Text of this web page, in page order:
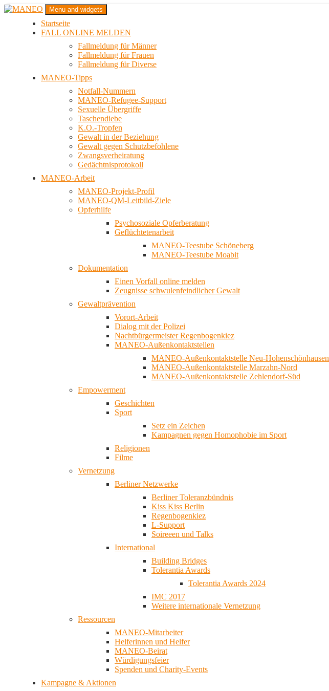
Zum
MANEO
Das schwule Anti-Gewalt-Projekt in Berlin
Menu and widgets
Startseite
FALL ONLINE MELDEN
Fallmeldung für Männer
Fallmeldung für Frauen
Fallmeldung für Diverse
MANEO-Tipps
Notfall-Nummern
MANEO-Refugee-Support
Sexuelle Übergriffe
Taschendiebe
K.O.-Tropfen
Gewalt in der Beziehung
Gewalt gegen Schutzbefohlene
Zwangsverheiratung
Gedächtnisprotokoll
MANEO-Arbeit
MANEO-Projekt-Profil
MANEO-QM-Leitbild-Ziele
Opferhilfe
Psychosoziale Opferberatung
Geflüchtetenarbeit
MANEO-Teestube Schöneberg
MANEO-Teestube Moabit
Dokumentation
Einen Vorfall online melden
Zeugnisse schwulenfeindlicher Gewalt
Gewaltprävention
Vorort-Arbeit
Dialog mit der Polizei
Nachtbürgermeister Regenbogenkiez
MANEO-Außenkontaktstellen
MANEO-Außenkontaktstelle Neu-Hohenschönhausen
MANEO-Außenkontaktstelle Marzahn-Nord
MANEO-Außenkontaktstelle Zehlendorf-Süd
Empowerment
Geschichten
Sport
Setz ein Zeichen
Kampagnen gegen Homophobie im Sport
Religionen
Filme
Vernetzung
Berliner Netzwerke
Berliner Toleranzbündnis
Kiss Kiss Berlin
Regenbogenkiez
L-Support
Soireeen und Talks
International
Building Bridges
Tolerantia Awards
Tolerantia Awards 2024
IMC 2017
Weitere internationale Vernetzung
Ressourcen
MANEO-Mitarbeiter
Helferinnen und Helfer
MANEO-Beirat
Würdigungsfeier
Spenden und Charity-Events
Kampagne & Aktionen